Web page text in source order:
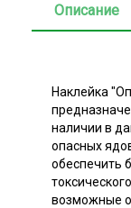
Описание
Наклейка
наличии в
опасных
обеспечить
возможные